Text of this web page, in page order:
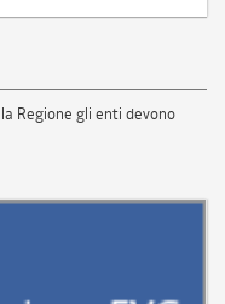
Regione gli enti devono